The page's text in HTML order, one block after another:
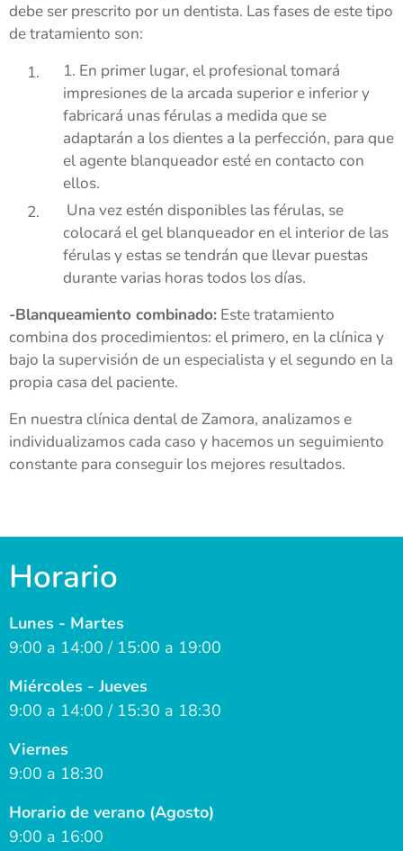
debe ser prescrito por un dentista. Las fases de este tipo
de tratamiento son:
1. En primer lugar, el profesional tomará
impresiones de la arcada superior e inferior y
fabricará unas férulas a medida que se
adaptarán a los dientes a la perfección, para que
el agente blanqueador esté en contacto con
ellos.
Una vez estén disponibles las férulas, se
colocará el gel blanqueador en el interior de las
férulas y estas se tendrán que llevar puestas
durante varias horas todos los días.
-Blanqueamiento combinado: Este tratamiento
combina dos procedimientos: el primero, en la clínica y
bajo la supervisión de un especialista y el segundo en la
propia casa del paciente.
En nuestra clínica dental de Zamora, analizamos e
individualizamos cada caso y hacemos un seguimiento
constante para conseguir los mejores resultados.
Horario
Lunes - Martes
9:00 a 14:00 / 15:00 a 19:00
Miércoles - Jueves
9:00 a 14:00 / 15:30 a 18:30
Viernes
9:00 a 18:30
Horario de verano (Agosto)
9:00 a 16:00